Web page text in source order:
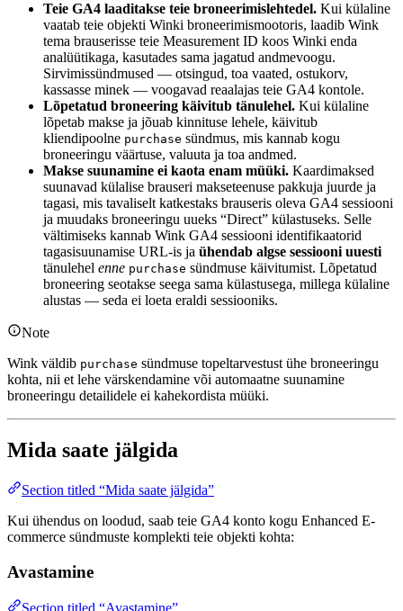
Teie GA4 laaditakse teie broneerimislehtedel. Kui külaline
vaatab teie objekti Winki broneerimismootoris, laadib Wink
tema brauserisse teie Measurement ID koos Winki enda
analüütikaga, kasutades sama jagatud andmevoogu.
Sirvimissündmused — otsingud, toa vaated, ostukorv,
kassasse minek — voogavad reaalajas teie GA4 kontole.
Lõpetatud broneering käivitub tänulehel. Kui külaline
lõpetab makse ja jõuab kinnituse lehele, käivitub
kliendipoolne purchase sündmus, mis kannab kogu
broneeringu väärtuse, valuuta ja toa andmed.
Makse suunamine ei kaota enam müüki. Kaardimaksed
suunavad külalise brauseri makseteenuse pakkuja juurde ja
tagasi, mis tavaliselt katkestaks brauseris oleva GA4 sessiooni
ja muudaks broneeringu uueks “Direct” külastuseks. Selle
vältimiseks kannab Wink GA4 sessiooni identifikaatorid
tagasisuunamise URL-is ja ühendab algse sessiooni uuesti
tänulehel enne purchase sündmuse käivitumist. Lõpetatud
broneering seotakse seega sama külastusega, millega külaline
alustas — seda ei loeta eraldi sessiooniks.
Note
Wink väldib purchase sündmuse topeltarvestust ühe broneeringu
kohta, nii et lehe värskendamine või automaatne suunamine
broneeringu detailidele ei kahekordista müüki.
Mida saate jälgida
Section titled “Mida saate jälgida”
Kui ühendus on loodud, saab teie GA4 konto kogu Enhanced E-
commerce sündmuste komplekti teie objekti kohta:
Avastamine